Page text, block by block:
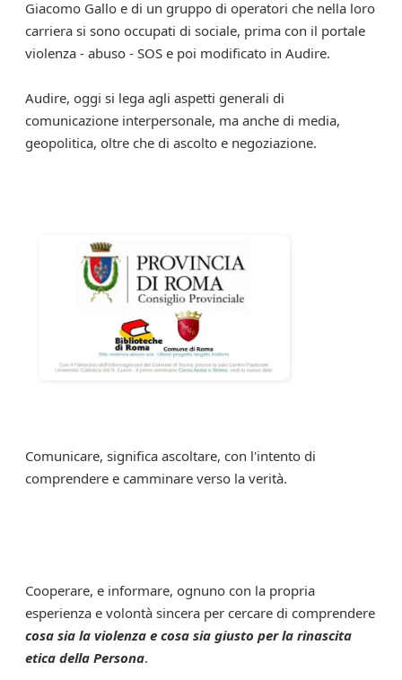
Giacomo Gallo e di un gruppo di operatori che nella loro
carriera si sono occupati di sociale, prima con il portale
violenza - abuso - SOS e poi modificato in Audire.
Audire, oggi si lega agli aspetti generali di
comunicazione interpersonale, ma anche di media,
geopolitica, oltre che di ascolto e negoziazione.
Comunicare, significa ascoltare, con l'intento di
comprendere e camminare verso la verità.
Cooperare, e informare, ognuno con la propria
esperienza e volontà sincera per cercare di comprendere
cosa sia la violenza e cosa sia giusto per la rinascita
etica della Persona.